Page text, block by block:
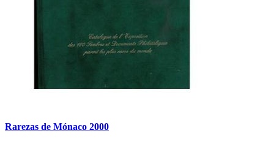
Rarezas de Mónaco 2000